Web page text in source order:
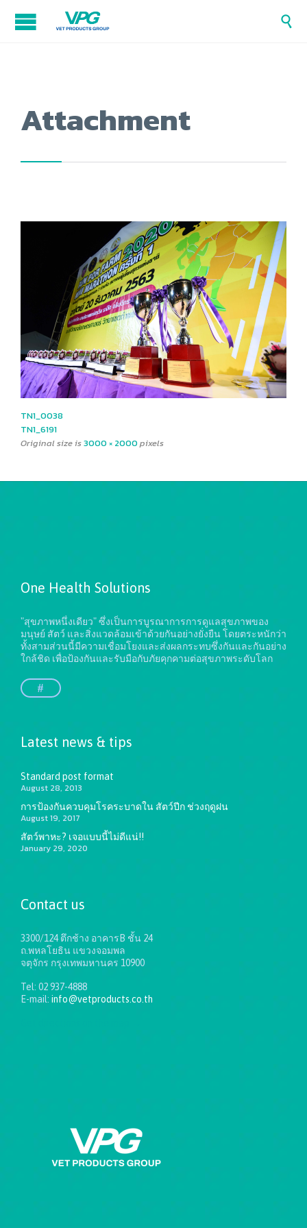

Attachment
TN1_0038
TN1_6191
Original size is3000 × 2000 pixels
One Health Solutions
"สุขภาพหนึ่งเดียว" ซึ่งเป็นการบูรณาการการดูแลสุขภาพของ
มนุษย์ สัตว์ และสิ่งแวดล้อมเข้าด้วยกันอย่างยั่งยืนโดยตระหนักว่า
ทั้งสามส่วนนี้มีความเชื่อมโยงและส่งผลกระทบซึ่งกันและกันอย่าง
ใกล้ชิด เพื่อป้องกันและรับมือกับภัยคุกคามต่อสุขภาพระดับโลก
#
Latest news & tips
Standard post format
August 28, 2013
การป้องกันควบคุมโรคระบาดใน สัตว์ปีก ช่วงฤดูฝน
August 19, 2017
สัตว์พาหะ? เจอแบบนี้ไม่ดีแน่!!
January 29, 2020
Contact us
3300/124 ตึกช้าง อาคารB ชั้น 24
ถ.พหลโยธิน แขวงจอมพล
จตุจักร กรุงเทพมหานคร 10900
Tel: 02 937-4888
E-mail: info@vetproducts.co.th